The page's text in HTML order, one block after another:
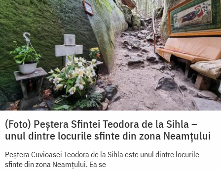
(Foto) Peștera Sfintei Teodora de la Sihla –
unul dintre locurile sfinte din zona Neamțului
Peștera Cuvioasei Teodora de la Sihla este unul dintre locurile
sfinte din zona Neamțului. Ea se